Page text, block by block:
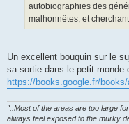
autobiographies des
malhonnêtes, et
Un excellent bouquin sur le
sa sortie dans le petit monde
https://books.google.fr/
"..Most of the areas are too large
always feel exposed to the murky